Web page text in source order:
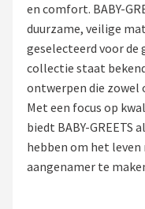
Babykleding
Blokken
Shop
POPULAIRE
Jollein
en comfort. BABY-
duurzame, veilige
geselecteerd voor de
collectie staat
ontwerpen die zowel
Met een focus op
biedt BABY-GREETS
hebben om het
aangenamer te